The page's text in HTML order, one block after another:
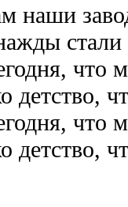
наши
стали
что
детство,
что
детство,